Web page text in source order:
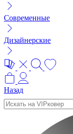
Современные
Дизайнерские
Назад